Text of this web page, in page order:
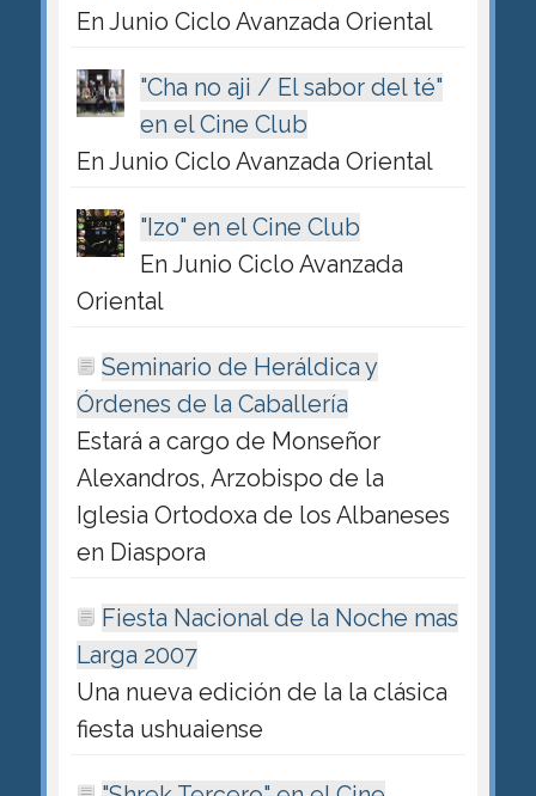
En Junio Ciclo Avanzada Oriental
"Cha no aji / El sabor del té"
en el Cine Club
En Junio Ciclo Avanzada Oriental
"Izo" en el Cine Club
En Junio Ciclo Avanzada
Oriental
Seminario de Heráldica y
Órdenes de la Caballería
Estará a cargo de Monseñor
Alexandros, Arzobispo de la
Iglesia Ortodoxa de los Albaneses
en Diaspora
Fiesta Nacional de la Noche mas
Larga 2007
Una nueva edición de la la clásica
fiesta ushuaiense